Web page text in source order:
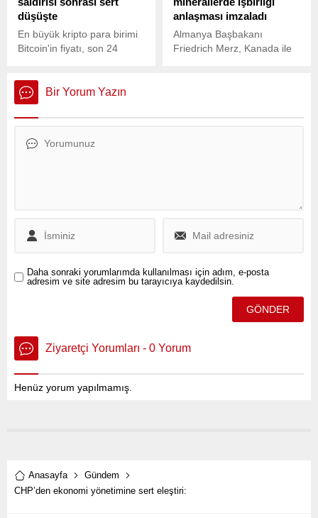
düşüşte
En büyük kripto para birimi
Bitcoin'in fiyatı, son 24
anlaşması imzaladı
Almanya Başbakanı
Friedrich Merz, Kanada ile
arasındaki ekonomik bağları
Bir Yorum Yazın
Daha sonraki yorumlarımda kullanılması için adım, e-posta
adresim ve site adresim bu tarayıcıya kaydedilsin.
Ziyaretçi Yorumları - 0 Yorum
Henüz yorum yapılmamış.
Anasayfa
Gündem
CHP’den ekonomi yönetimine sert eleştiri: